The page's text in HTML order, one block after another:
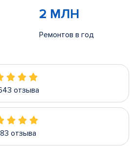
2 МЛН
Ремонтов в год
отзыва
отзыва